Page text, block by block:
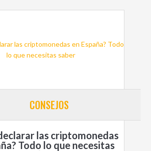
CONSEJOS
las criptomonedas
Todo lo que necesitas